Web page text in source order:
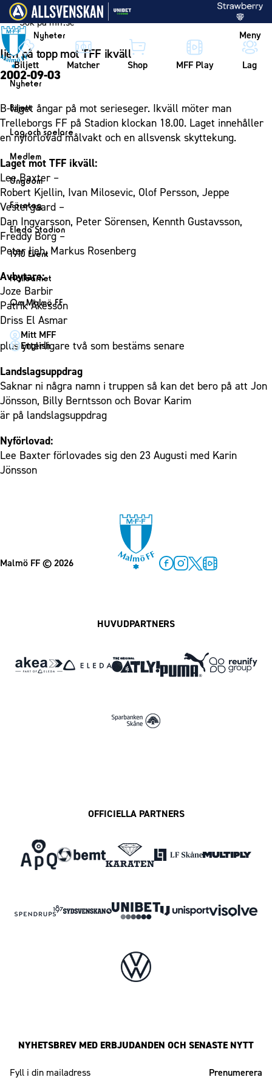
Vidare till innehållet
Nyheter Meny
Biljett Matcher Shop MFF Play Lag
Nyheter
Nyheter
Kalender
Biljett
Biljett
Årskort herr
Årskort dam
Mitt MFF
Biljetter till bortamatcher
Biljettvillkor
Lag och spelare
Lag
Herrlaget
Spelare
Ledarstab
Damlaget
Spelare
Medlem
Medlemskap i Malmö FF
Årsmöte 2026
Ungdom
MFF Ungdom
Sommarfotboll
Skånecupen
Fotbollsskolan
Fotbollsnätverket
P19
F19
P17
F17
Malmö Trophy
Företag
Bli företagspartner
Nätverket
Partner dam
Eleda Stadion
Eleda Stadion
Matchdag på Eleda Stadion
MFF-museet & rundvandringar
1910 Event
1910 Event
Fest & Event
Konferens
Möte
Mässa
Sommarfest
Julshow
Inspiration
Hållbarhet
Hållbarhet
Himmelsblå framtid – en match för miljön
MFF i samhället
Laget för alla
Nattfotboll
Himmelsblå Tillsammans
Karriärakademin
Grundskolefotboll mot rasismer
Skolakademier
Fonder
Om Malmö FF
Om Malmö FF
Kontakt
Historik – herrlaget
Historik – damlaget
Närstående organisationer
Policydokument
Personuppgiftspolicy
Mitt MFF
English
Ijeh på topp mot TFF ikväll
2002-09-03
B-laget ångar på mot serieseger. Ikväll möter man
Trelleborgs FF på Stadion klockan 18.00. Laget innehåller
en nyförlovad målvakt och en allsvensk skyttekung.
Laget mot TFF ikväll:
Lee Baxter –
Robert Kjellin, Ivan Milosevic, Olof Persson, Jeppe
Vestergaard –
Dan Ingvarsson, Peter Sörensen, Kennth Gustavsson,
Freddy Borg –
Peter Ijeh, Markus Rosenberg
Avbytare:
Joze Barbir
Patrik Åkesson
Driss El Asmar
plus ytterligare två som bestäms senare
Landslagsuppdrag
Saknar ni några namn i truppen så kan det bero på att Jon
Jönsson, Billy Berntsson och Bovar Karim
är på landslagsuppdrag
Nyförlovad:
Lee Baxter förlovades sig den 23 Augusti med Karin
Jönsson
Malmö FF© 2026
HUVUDPARTNERS
OFFICIELLA PARTNERS
NYHETSBREV MED ERBJUDANDEN OCH SENASTE NYTT